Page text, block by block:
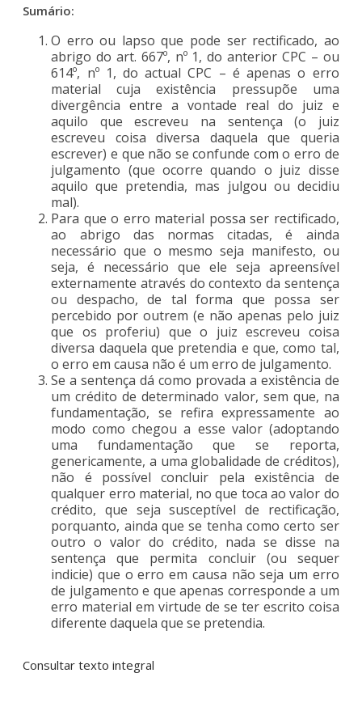
Sumário:
O erro ou lapso que pode ser rectificado, ao
abrigo do art. 667º, nº 1, do anterior CPC – ou
614º, nº 1, do actual CPC – é apenas o erro
material cuja existência pressupõe uma
divergência entre a vontade real do juiz e
aquilo que escreveu na sentença (o juiz
escreveu coisa diversa daquela que queria
escrever) e que não se confunde com o erro de
julgamento (que ocorre quando o juiz disse
aquilo que pretendia, mas julgou ou decidiu
mal).
Para que o erro material possa ser rectificado,
ao abrigo das normas citadas, é ainda
necessário que o mesmo seja manifesto, ou
seja, é necessário que ele seja apreensível
externamente através do contexto da sentença
ou despacho, de tal forma que possa ser
percebido por outrem (e não apenas pelo juiz
que os proferiu) que o juiz escreveu coisa
diversa daquela que pretendia e que, como tal,
o erro em causa não é um erro de julgamento.
Se a sentença dá como provada a existência de
um crédito de determinado valor, sem que, na
fundamentação, se refira expressamente ao
modo como chegou a esse valor (adoptando
uma fundamentação que se reporta,
genericamente, a uma globalidade de créditos),
não é possível concluir pela existência de
qualquer erro material, no que toca ao valor do
crédito, que seja susceptível de rectificação,
porquanto, ainda que se tenha como certo ser
outro o valor do crédito, nada se disse na
sentença que permita concluir (ou sequer
indicie) que o erro em causa não seja um erro
de julgamento e que apenas corresponde a um
erro material em virtude de se ter escrito coisa
diferente daquela que se pretendia.
Consultar texto integral